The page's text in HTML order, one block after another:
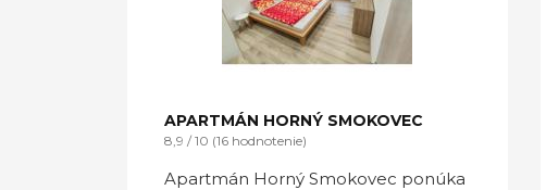
APARTMÁN HORNÝ SMOKOVEC
8,9 / 10 (16 hodnotenie)
Apartmán Horný Smokovec ponúka